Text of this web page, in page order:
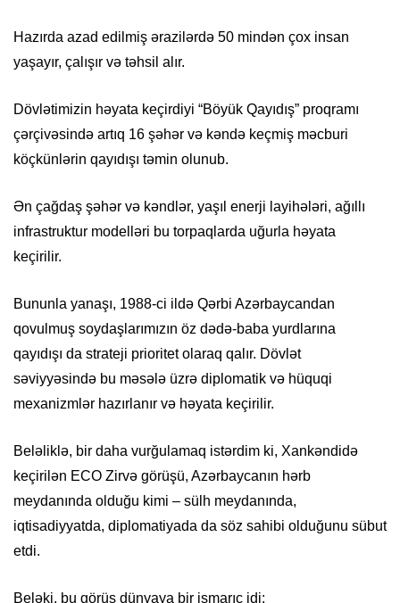
Hazırda azad edilmiş ərazilərdə 50 mindən çox insan
yaşayır, çalışır və təhsil alır.
Dövlətimizin həyata keçirdiyi “Böyük Qayıdış” proqramı
çərçivəsində artıq 16 şəhər və kəndə keçmiş məcburi
köçkünlərin qayıdışı təmin olunub.
Ən çağdaş şəhər və kəndlər, yaşıl enerji layihələri, ağıllı
infrastruktur modelləri bu torpaqlarda uğurla həyata
keçirilir.
Bununla yanaşı, 1988-ci ildə Qərbi Azərbaycandan
qovulmuş soydaşlarımızın öz dədə-baba yurdlarına
qayıdışı da strateji prioritet olaraq qalır. Dövlət
səviyyəsində bu məsələ üzrə diplomatik və hüquqi
mexanizmlər hazırlanır və həyata keçirilir.
Beləliklə, bir daha vurğulamaq istərdim ki, Xankəndidə
keçirilən ECO Zirvə görüşü, Azərbaycanın hərb
meydanında olduğu kimi – sülh meydanında,
iqtisadiyyatda, diplomatiyada da söz sahibi olduğunu sübut
etdi.
Beləki, bu görüş dünyaya bir ismarıc idi: